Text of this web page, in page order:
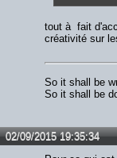
tout à fait
créativité sur
So it shall be
So it shall be
02/09/2015 19:35:34